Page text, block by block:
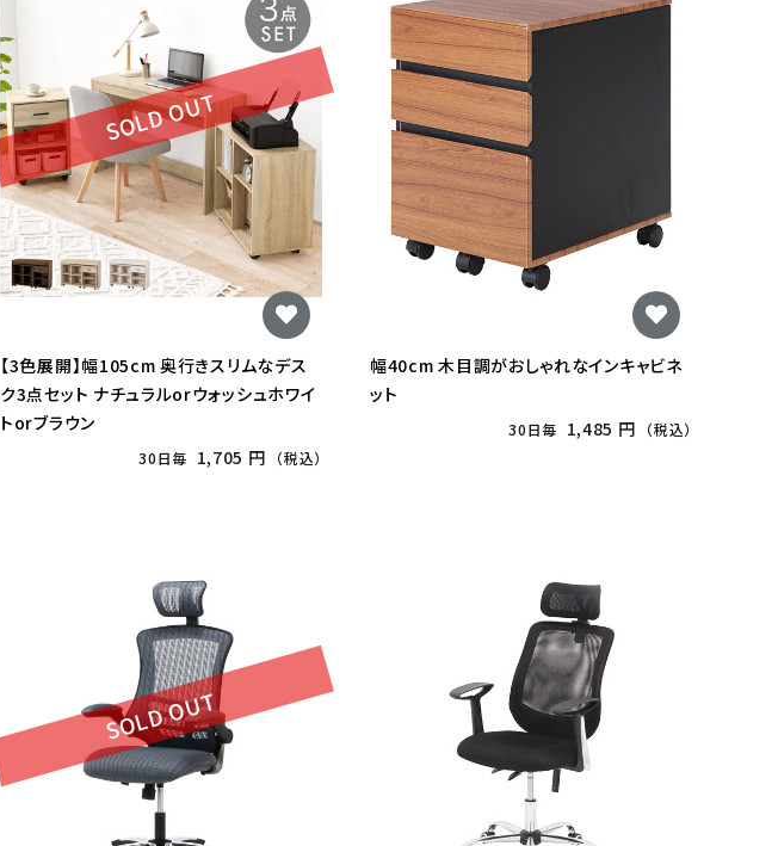
SOLD OUT
【3色展開】幅105cm 奥行きスリムなデス
ク3点セット ナチュラルorウォッシュホワイ
トorブラウン
30日毎 1,705 円 （税込）
幅40cm 木目調がおしゃれなインキャビネ
ット
30日毎 1,485 円 （税込）
SOLD OUT